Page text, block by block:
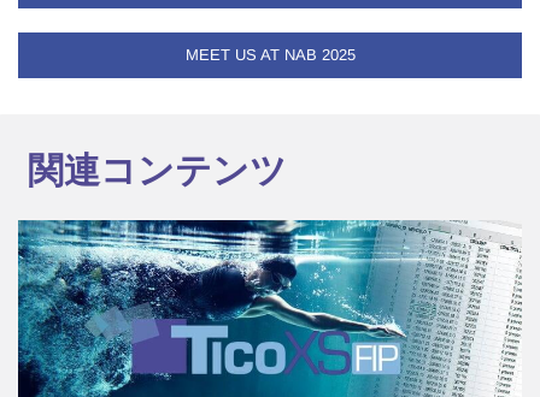
MEET US AT NAB 2025
関連コンテンツ